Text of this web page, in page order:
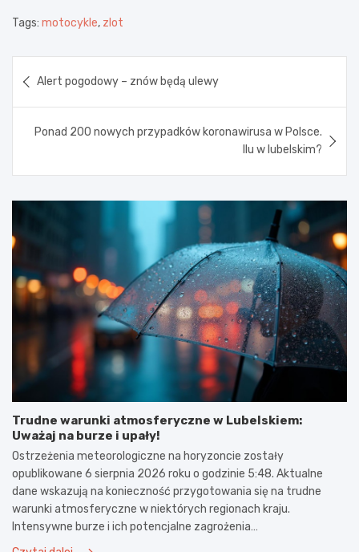
Tags: motocykle, zlot
wpisu
Alert pogodowy – znów będą ulewy
Ponad 200 nowych przypadków koronawirusa w Polsce.
Ilu w lubelskim?
Trudne warunki atmosferyczne w Lubelskiem:
Uważaj na burze i upały!
Ostrzeżenia meteorologiczne na horyzoncie zostały
opublikowane 6 sierpnia 2026 roku o godzinie 5:48. Aktualne
dane wskazują na konieczność przygotowania się na trudne
warunki atmosferyczne w niektórych regionach kraju.
Intensywne burze i ich potencjalne zagrożenia…